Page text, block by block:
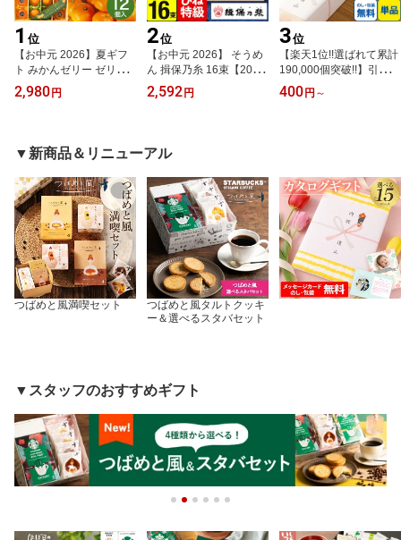
1 位
【お中元 2026】夏ギフ
ト みかんゼリー ゼリー
丸ごと みかん&果汁ゼリ
ー 国産 レビュー高評価
だもの そのまんま 果物
フルーツ 食べやすい 12
個 日頃の感謝 ご挨拶 見
舞い おすすめ
2,980 円
2位
【お中元 2026】 そうめ
ん 揖保乃糸 16束【20％
OFF】揖保の糸 特級品
お中元 夏ギフト ギフト
帯 ひね特級 特級 高級 sd
-30n 備蓄 防災食 非常食
長期保存 贈り物 ギフト
お供え 法事 引き出物 tz_
2,592 円
3位
【楽天1位!!選ばれて累計
190,000個突破!!】引越し
ご挨拶 粗品 引っ越し挨
拶 ギフト 挨拶回り サラ
内祝い お返し 4SVG4B t
z_
400 円 ～
▼新商品＆リニューアル
つばめと風満喫セット
つばめと風タルトクッキ
ー＆選べるスタバセット
▼スタッフのおすすめギフト